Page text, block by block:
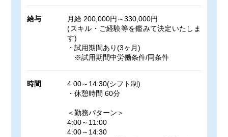
給与
月給 200,000円～330,000円
(スキル・ご経験等を鑑みて決定いたしま
す)
・試用期間あり(3ヶ月)
※試用期間中労働条件/同条件
時間
4:00～14:30(シフト制)
・休憩時間 60分
＜勤務パターン＞
4:00～11:00
4:00～14:30